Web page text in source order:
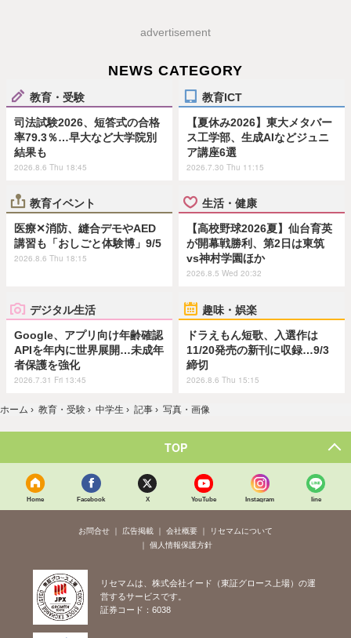
advertisement
NEWS CATEGORY
教育・受験
司法試験2026、短答式の合格
率79.3％…早大など大学院別
結果も
2026.8.6 Thu 18:45
教育ICT
【夏休み2026】東大メタバー
ス工学部、生成AIなどジュニ
ア講座6選
2026.7.30 Thu 11:15
教育イベント
医療✕消防、縫合デモやAED
講習も「おしごと体験博」9/5
2026.8.6 Thu 18:15
生活・健康
【高校野球2026夏】仙台育英
が開幕戦勝利、第2日は東筑
vs神村学園ほか
2026.8.5 Wed 20:32
デジタル生活
Google、アプリ向け年齢確認
APIを年内に世界展開…未成年
者保護を強化
2026.7.31 Fri 13:45
趣味・娯楽
ドラえもん短歌、入選作は
11/20発売の新刊に収録…9/3
締切
2026.8.6 Thu 15:15
ホーム › 教育・受験 › 中学生 › 記事 › 写真・画像
TOP
Home Facebook X YouTube Instagram line
お問合せ 広告掲載 会社概要
リセマムについて
個人情報保護方針
リセマムは、株式会社イード（東証グロース上場）の運
営するサービスです。
証券コード：6038